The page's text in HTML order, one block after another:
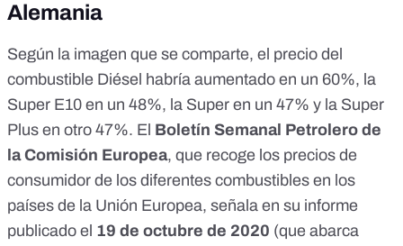
Alemania
Según la imagen que se comparte, el precio del
combustible Diésel habría aumentado en un 60%, la
Super E10 en un 48%, la Super en un 47% y la Super
Plus en otro 47%. El Boletín Semanal Petrolero de
la Comisión Europea, que recoge los precios de
consumidor de los diferentes combustibles en los
países de la Unión Europea, señala en su informe
publicado el 19 de octubre de 2020 (que abarca